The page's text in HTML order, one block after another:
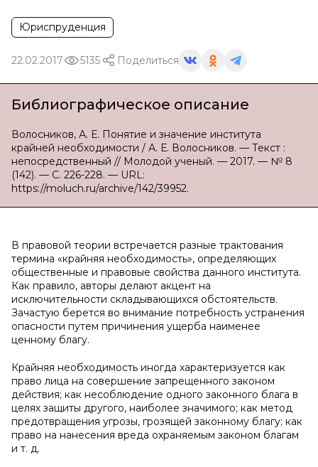
Юриспруденция
22.02.2017 5135 Поделиться
Библиографическое описание
Волосников, А. Е. Понятие и значение института
крайней необходимости / А. Е. Волосников. — Текст :
непосредственный // Молодой ученый. — 2017. — № 8
(142). — С. 226-228. — URL:
https://moluch.ru/archive/142/39952.
В правовой теории встречается разные трактования
термина «крайняя необходимость», определяющих
общественные и правовые свойства данного института.
Как правило, авторы делают акцент на
исключительности складывающихся обстоятельств.
Зачастую берется во внимание потребность устранения
опасности путем причинения ущерба наименее
ценному благу.
Крайняя необходимость иногда характеризуется как
право лица на совершение запрещенного законом
действия; как несоблюдение одного законного блага в
целях защиты другого, наиболее значимого; как метод
предотвращения угрозы, грозящей законному благу; как
право на нанесения вреда охраняемым законом благам
и т. д.